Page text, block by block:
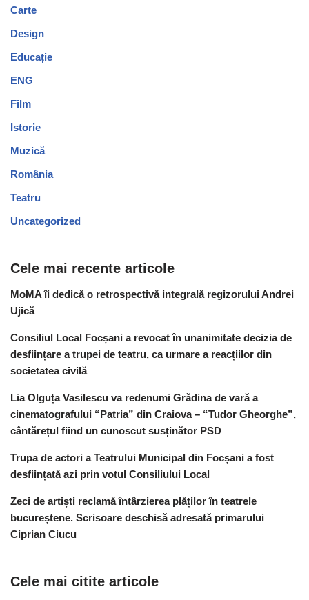
Carte
Design
Educație
ENG
Film
Istorie
Muzică
România
Teatru
Uncategorized
Cele mai recente articole
MoMA îi dedică o retrospectivă integrală regizorului Andrei
Ujică
Consiliul Local Focșani a revocat în unanimitate decizia de
desființare a trupei de teatru, ca urmare a reacțiilor din
societatea civilă
Lia Olguța Vasilescu va redenumi Grădina de vară a
cinematografului “Patria” din Craiova – “Tudor Gheorghe”,
cântărețul fiind un cunoscut susținător PSD
Trupa de actori a Teatrului Municipal din Focșani a fost
desființată azi prin votul Consiliului Local
Zeci de artiști reclamă întârzierea plăților în teatrele
bucureștene. Scrisoare deschisă adresată primarului
Ciprian Ciucu
Cele mai citite articole